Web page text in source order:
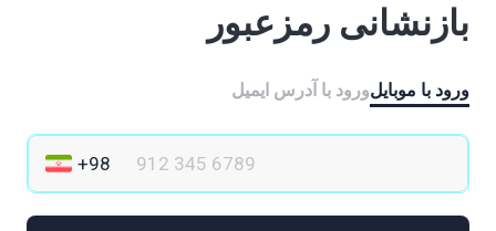
بازنشانی رمزعبور
ورود با موبایلورود با ‫آدرس ایمیل